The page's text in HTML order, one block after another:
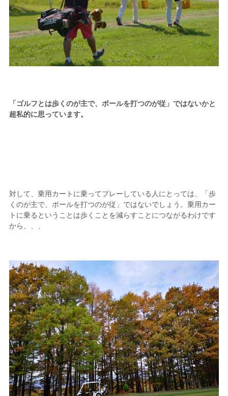
「ゴルフとは歩くのが主で、ボールを打つのが従」ではないかと
超私的に思っています。
対して、乗用カートに乗ってプレーしている人にとっては、「歩
くのが主で、ボールを打つのが従」ではないでしょう。乗用カー
トに乗るということは歩くことを減らすことにつながるわけです
から、、、